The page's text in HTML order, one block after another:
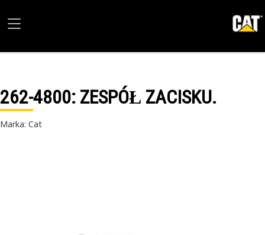
262-4800: ZESPÓŁ ZACISKU.
Marka: Cat